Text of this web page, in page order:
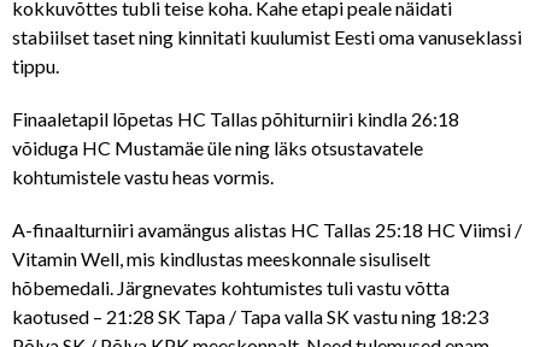
kokkuvõttes tubli teise koha. Kahe etapi peale näidati
stabiilset taset ning kinnitati kuulumist Eesti oma vanuseklassi
tippu.
Finaaletapil lõpetas HC Tallas põhiturniiri kindla 26:18
võiduga HC Mustamäe üle ning läks otsustavatele
kohtumistele vastu heas vormis.
A-finaalturniiri avamängus alistas HC Tallas 25:18 HC Viimsi /
Vitamin Well, mis kindlustas meeskonnale sisuliselt
hõbemedali. Järgnevates kohtumistes tuli vastu võtta
kaotused – 21:28 SK Tapa / Tapa valla SK vastu ning 18:23